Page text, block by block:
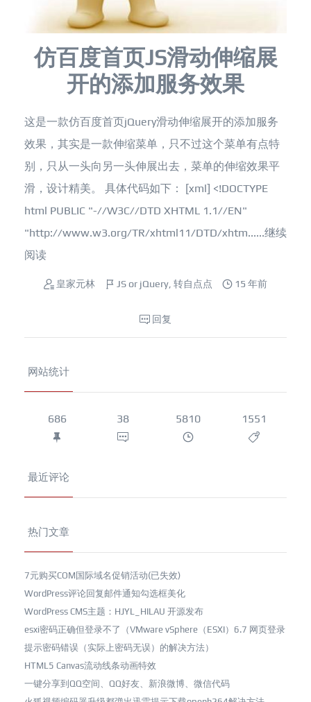
仿百度首页JS滑动伸缩展
开的添加服务效果
这是一款仿百度首页jQuery滑动伸缩展开的添加服务
效果，其实是一款伸缩菜单，只不过这个菜单有点特
别，只从一头向另一头伸展出去，菜单的伸缩效果平
滑，设计精美。 具体代码如下： [xml] <!DOCTYPE
html PUBLIC "-//W3C//DTD XHTML 1.1//EN"
"http://www.w3.org/TR/xhtml11/DTD/xhtm......继续
阅读
皇家元林 JS or jQuery ,转自点点 15 年前
回复
网站统计
686 38 5810 1551
最近评论
热门文章
7元购买COM国际域名促销活动(已失效)
WordPress评论回复邮件通知勾选框美化
WordPress CMS主题：HJYL_HILAU 开源发布
esxi密码正确但登录不了（VMware vSphere（ESXI）6.7 网页登录
提示密码错误（实际上密码无误）的解决方法）
HTML5 Canvas流动线条动画特效
一键分享到QQ空间、QQ好友、新浪微博、微信代码